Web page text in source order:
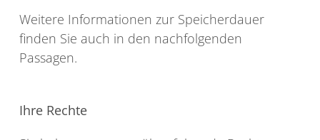
Weitere Informationen zur Speicherdauer
finden Sie auch in den nachfolgenden
Passagen.
Ihre Rechte